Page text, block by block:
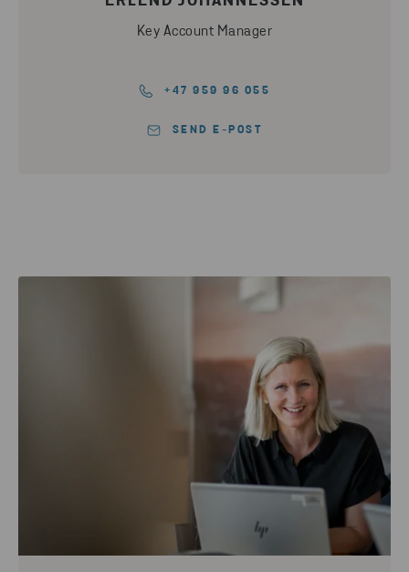
Key Account Manager
+47 959 96 055
SEND E-POST